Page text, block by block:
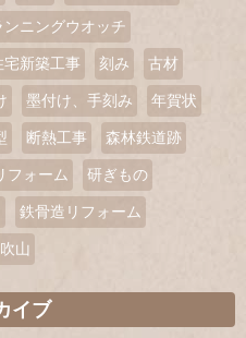
ンニングウオッチ
宅新築工事 刻み 古材
墨付け、手刻み 年賀状
断熱工事 森林鉄道跡
フォーム 研ぎもの
鉄骨造リフォーム
山
イブ